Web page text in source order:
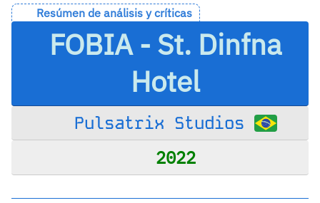
Resúmen de análisis y críticas
FOBIA - St. Dinfna
Hotel
Pulsatrix Studios
2022